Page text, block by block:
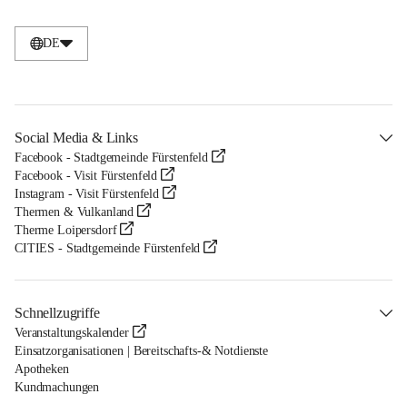
DE
Social Media & Links
Facebook - Stadtgemeinde Fürstenfeld
Facebook - Visit Fürstenfeld
Instagram - Visit Fürstenfeld
Thermen & Vulkanland
Therme Loipersdorf
CITIES - Stadtgemeinde Fürstenfeld
Schnellzugriffe
Veranstaltungskalender
Einsatzorganisationen | Bereitschafts-& Notdienste
Apotheken
Kundmachungen